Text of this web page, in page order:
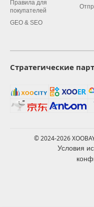
Правила для
покупателей
GEO & SEO
Стратегические
© 2024-2026
Условия